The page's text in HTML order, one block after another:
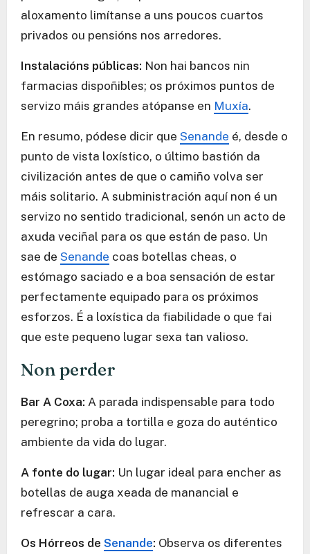
aloxamento limítanse a uns poucos cuartos
privados ou pensións nos arredores.
Instalacións públicas: Non hai bancos nin
farmacias dispoñibles; os próximos puntos de
servizo máis grandes atópanse en Muxía.
En resumo, pódese dicir que Senande é, desde o
punto de vista loxístico, o último bastión da
civilización antes de que o camiño volva ser
máis solitario. A subministración aquí non é un
servizo no sentido tradicional, senón un acto de
axuda veciñal para os que están de paso. Un
sae de Senande coas botellas cheas, o
estómago saciado e a boa sensación de estar
perfectamente equipado para os próximos
esforzos. É a loxística da fiabilidade o que fai
que este pequeno lugar sexa tan valioso.
Non perder
Bar A Coxa: A parada indispensable para todo
peregrino; proba a tortilla e goza do auténtico
ambiente da vida do lugar.
A fonte do lugar: Un lugar ideal para encher as
botellas de auga xeada de manancial e
refrescar a cara.
Os Hórreos de Senande: Observa os diferentes